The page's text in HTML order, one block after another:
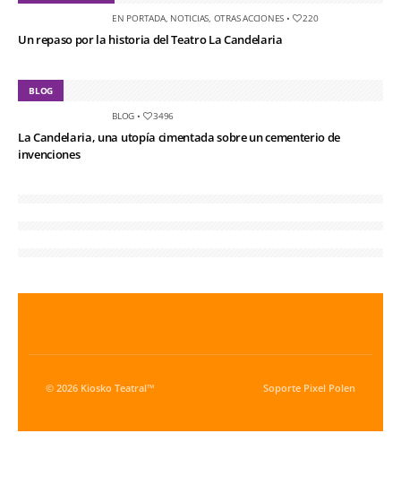
EN PORTADA, NOTICIAS OTRAS ACCIONES • 220
Un repaso por la historia del Teatro La Candelaria
BLOG
BLOG • 3496
La Candelaria, una utopía cimentada sobre un cementerio de
invenciones
© 2026 Kiosko Teatral™ Soporte Pixel Polen